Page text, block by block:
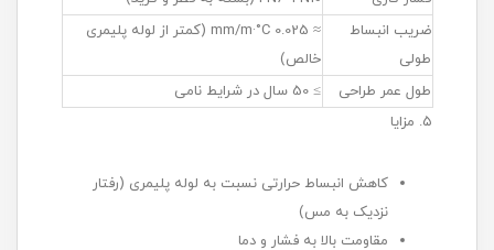
ضریب انبساط
طولی
≈ 0.025 mm/m·°C (کمتر از لوله پلیمری
خالص)
طول عمر طراحی
≥ 50 سال در شرایط نامی
۵. مزایا
کاهش انبساط حرارتی نسبت به لوله پلیمری (رفتار
نزدیک به مس)
مقاومت بالا به فشار و دما